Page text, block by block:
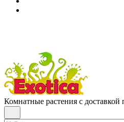
Комнатные растения с доставкой